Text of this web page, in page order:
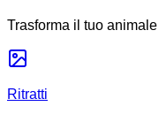
Trasforma il tuo
Ritratti